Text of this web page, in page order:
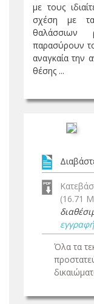
με τους
σχέση με
παρασύρουν
αναγκαία την
θέσης ...
(16.71
εγγραφή
Όλα τα